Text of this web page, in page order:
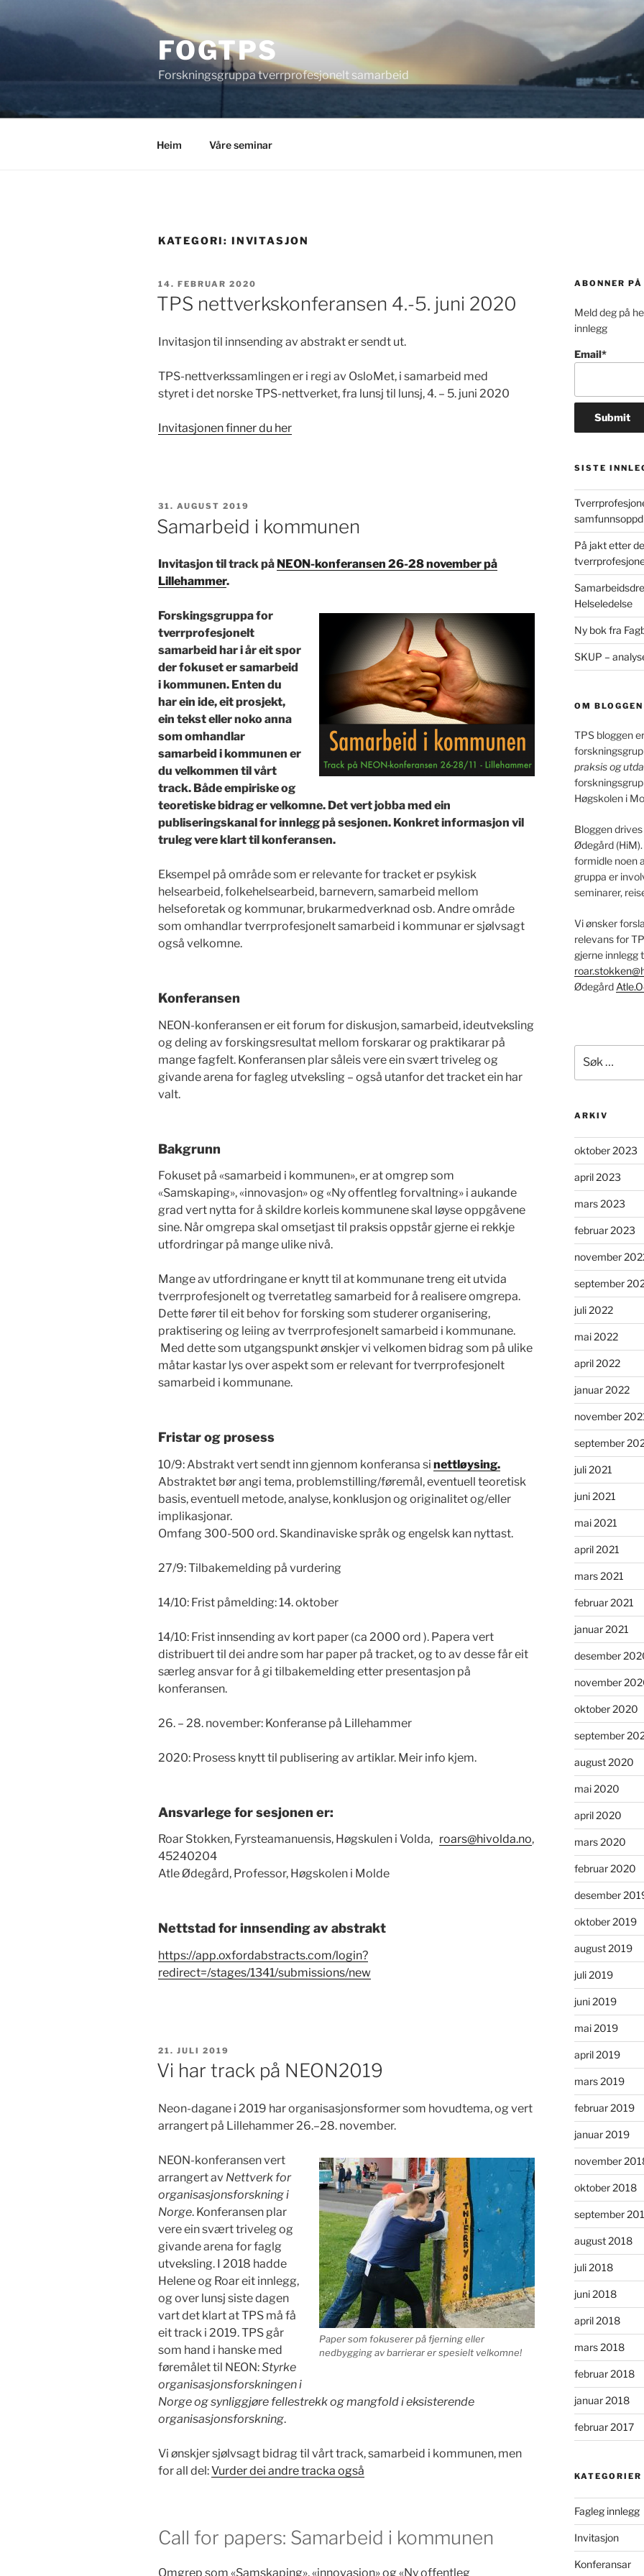
til
FOGTPS
Forskningsgruppa tverrprofesjonelt samarbeid
Heim Våre seminar
KATEGORI: INVITASJON
PUBLISERT
14. FEBRUAR 2020
TPS nettverkskonferansen 4.-5. juni 2020
Invitasjon til innsending av abstrakt er sendt ut.
TPS-nettverkssamlingen er i regi av OsloMet, i samarbeid med
styret i det norske TPS-nettverket, fra lunsj til lunsj, 4. – 5. juni 2020
Invitasjonen finner du her
PUBLISERT
31. AUGUST 2019
Samarbeid i kommunen
Invitasjon til track på NEON-konferansen 26-28 november på
Lillehammer.
Forskingsgruppa for
tverrprofesjonelt
samarbeid har i år eit spor
der fokuset er samarbeid
i kommunen. Enten du
har ein ide, eit prosjekt,
ein tekst eller noko anna
som omhandlar
samarbeid i kommunen er
du velkommen til vårt
track. Både empiriske og
teoretiske bidrag er velkomne. Det vert jobba med ein
publiseringskanal for innlegg på sesjonen. Konkret informasjon vil
truleg vere klart til konferansen.
Eksempel på område som er relevante for tracket er psykisk
helsearbeid, folkehelsearbeid, barnevern, samarbeid mellom
helseforetak og kommunar, brukarmedverknad osb. Andre område
som omhandlar tverrprofesjonelt samarbeid i kommunar er sjølvsagt
også velkomne.
Konferansen
NEON-konferansen er eit forum for diskusjon, samarbeid, ideutveksling
og deling av forskingsresultat mellom forskarar og praktikarar på
mange fagfelt. Konferansen plar såleis vere ein svært triveleg og
givande arena for fagleg utveksling – også utanfor det tracket ein har
valt.
Bakgrunn
Fokuset på «samarbeid i kommunen», er at omgrep som
«Samskaping», «innovasjon» og «Ny offentleg forvaltning» i aukande
grad vert nytta for å skildre korleis kommunene skal løyse oppgåvene
sine. Når omgrepa skal omsetjast til praksis oppstår gjerne ei rekkje
utfordringar på mange ulike nivå.
Mange av utfordringane er knytt til at kommunane treng eit utvida
tverrprofesjonelt og tverretatleg samarbeid for å realisere omgrepa.
Dette fører til eit behov for forsking som studerer organisering,
praktisering og leiing av tverrprofesjonelt samarbeid i kommunane.
Med dette som utgangspunkt ønskjer vi velkomen bidrag som på ulike
måtar kastar lys over aspekt som er relevant for tverrprofesjonelt
samarbeid i kommunane.
Fristar og prosess
10/9: Abstrakt vert sendt inn gjennom konferansa si nettløysing.
Abstraktet bør angi tema, problemstilling/føremål, eventuell teoretisk
basis, eventuell metode, analyse, konklusjon og originalitet og/eller
implikasjonar.
Omfang 300-500 ord. Skandinaviske språk og engelsk kan nyttast.
27/9: Tilbakemelding på vurdering
14/10: Frist påmelding: 14. oktober
14/10: Frist innsending av kort paper (ca 2000 ord ). Papera vert
distribuert til dei andre som har paper på tracket, og to av desse får eit
særleg ansvar for å gi tilbakemelding etter presentasjon på
konferansen.
26. – 28. november: Konferanse på Lillehammer
2020: Prosess knytt til publisering av artiklar. Meir info kjem.
Ansvarlege for sesjonen er:
Roar Stokken, Fyrsteamanuensis, Høgskulen i Volda, roars@hivolda.no,
45240204
Atle Ødegård, Professor, Høgskolen i Molde
Nettstad for innsending av abstrakt
https://app.oxfordabstracts.com/login?
redirect=/stages/1341/submissions/new
PUBLISERT
21. JULI 2019
Vi har track på NEON2019
Neon-dagane i 2019 har organisasjonsformer som hovudtema, og vert
arrangert på Lillehammer 26.–28. november.
Paper som fokuserer på fjerning eller
nedbygging av barrierar er spesielt velkomne!
NEON-konferansen vert
arrangert av Nettverk for
organisasjonsforskning i
Norge. Konferansen plar
vere ein svært triveleg og
givande arena for faglg
utveksling. I 2018 hadde
Helene og Roar eit innlegg,
og over lunsj siste dagen
vart det klart at TPS må få
eit track i 2019. TPS går
som hand i hanske med
føremålet til NEON:Styrke
organisasjonsforskningen i
Norge og synliggjøre fellestrekk og mangfold i eksisterende
organisasjonsforskning.
Vi ønskjer sjølvsagt bidrag til vårt track, samarbeid i kommunen, men
for all del:Vurder dei andre tracka også
Call for papers: Samarbeid i kommunen
Omgrep som «Samskaping», «innovasjon» og «Ny offentleg
ABONNER
Meld deg på
innlegg
Email*
SISTE
På jakt etter
Helseledelse
Ny bok fra
SKUP –
OM BLOGGEN
TPS bloggen
praksis og
Høgskolen i
Bloggen
Ødegård
formidle noen
gruppa er
seminarer,
Vi ønsker
relevans for
gjerne innlegg
Ødegård
etter:
ARKIV
oktober 2023
april 2023
mars 2023
februar 2023
november
september
juli 2022
mai 2022
april 2022
januar 2022
november
september
juli 2021
juni 2021
mai 2021
april 2021
mars 2021
februar 2021
januar 2021
desember
november
oktober 2020
september
august 2020
mai 2020
april 2020
mars 2020
februar 2020
desember
oktober 2019
august 2019
juli 2019
juni 2019
mai 2019
april 2019
mars 2019
februar 2019
januar 2019
november
oktober 2018
september
august 2018
juli 2018
juni 2018
april 2018
mars 2018
februar 2018
januar 2018
februar 2017
KATEGORIER
Fagleg innlegg
Invitasjon
Konferansar